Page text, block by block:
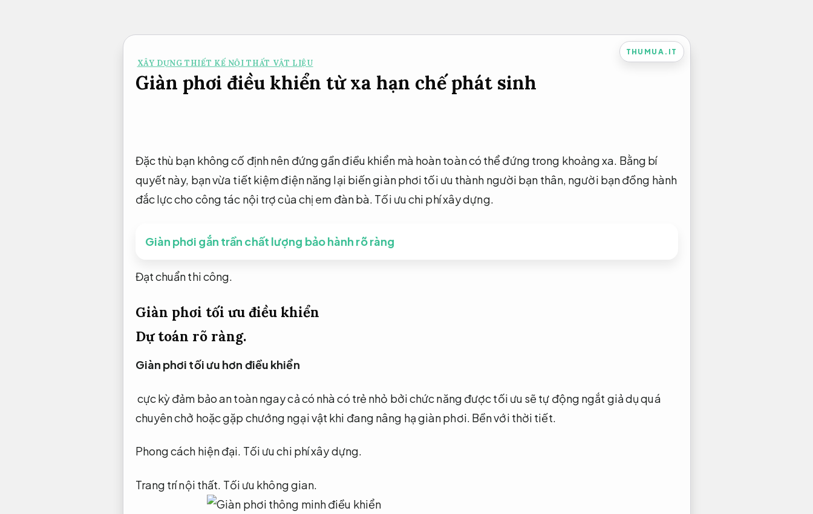
THUMUA.IT
XÂY DỰNG THIẾT KẾ NỘI THẤT VẬT LIỆU
Giàn phơi điều khiển từ xa hạn chế phát sinh
Đặc thù bạn không cố định nên đứng gần điều khiển mà hoàn toàn có thể đứng trong khoảng xa. Bằng bí
quyết này, bạn vừa tiết kiệm điện năng lại biến giàn phơi tối ưu thành người bạn thân, người bạn đồng hành
đắc lực cho công tác nội trợ của chị em đàn bà. Tối ưu chi phí xây dựng.
Giàn phơi gắn trần chất lượng bảo hành rõ ràng
Đạt chuẩn thi công.
Giàn phơi tối ưu điều khiển
Dự toán rõ ràng.
Giàn phơi tối ưu hơn điều khiển
cực kỳ đảm bảo an toàn ngay cả có nhà có trẻ nhỏ bởi chức năng được tối ưu sẽ tự động ngắt giả dụ quá
chuyên chở hoặc gặp chướng ngại vật khi đang nâng hạ giàn phơi. Bền với thời tiết.
Phong cách hiện đại. Tối ưu chi phí xây dựng.
Trang trí nội thất. Tối ưu không gian.